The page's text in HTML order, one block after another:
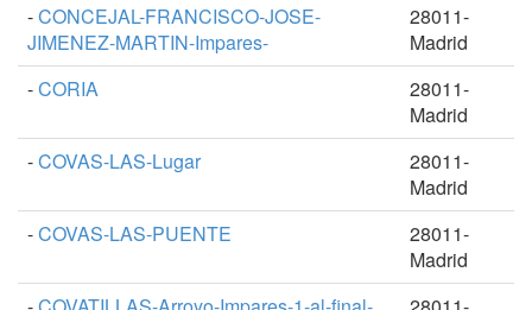
-CONCEJAL-FRANCISCO-JOSE-
JIMENEZ-MARTIN-Impares-
28011-
Madrid
-CORIA
28011-
Madrid
-COVAS-LAS-Lugar
28011-
Madrid
-COVAS-LAS-PUENTE
28011-
Madrid